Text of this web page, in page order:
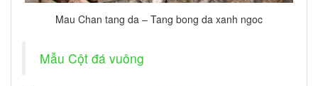
Mau Chan tang da – Tang bong da xanh ngoc
Mẫu Cột đá vuông